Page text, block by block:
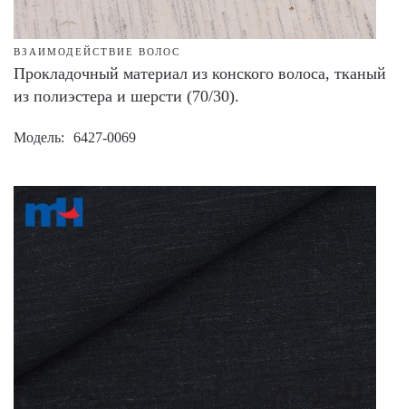
ВЗАИМОДЕЙСТВИЕ ВОЛОС
Прокладочный материал из конского волоса, тканый
из полиэстера и шерсти (70/30).
Модель 6427-0069